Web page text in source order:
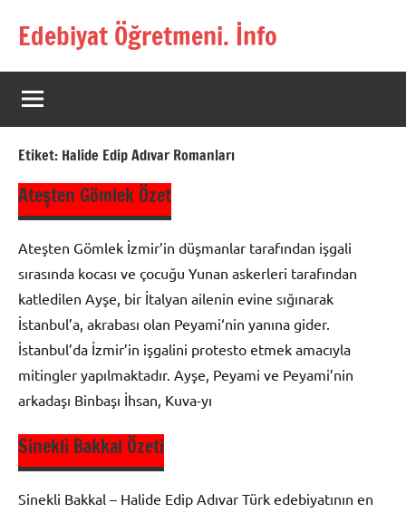
Edebiyat Öğretmeni. İnfo
Türkçe,
Türk
Dili
ve
Öğretmenlerinin
Sitesi
Etiket: Halide Edip Adıvar Romanları
Ateşten Gömlek Özet
Ateşten Gömlek İzmir’in düşmanlar tarafından işgali
sırasında kocası ve çocuğu Yunan askerleri tarafından
katledilen Ayşe, bir İtalyan ailenin evine sığınarak
İstanbul’a, akrabası olan Peyami‘nin yanına gider.
İstanbul’da İzmir’in işgalini protesto etmek amacıyla
mitingler yapılmaktadır. Ayşe, Peyami ve Peyami’nin
arkadaşı Binbaşı İhsan, Kuva-yı
Milli
Edebiyat
Sinekli Bakkal Özeti
Sinekli Bakkal – Halide Edip Adıvar Türk edebiyatının en